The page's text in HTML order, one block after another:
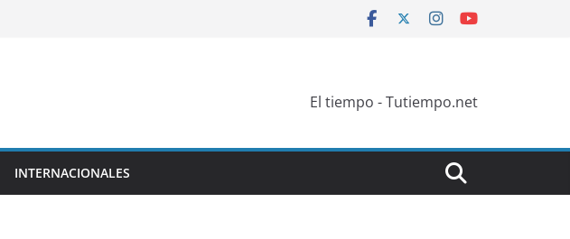
El tiempo - Tutiempo.net
INTERNACIONALES